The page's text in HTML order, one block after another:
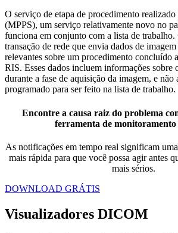
O serviço de etapa de procedimento
(MPPS), um serviço relativamente novo no
funciona em conjunto com a lista de trabalho.
transação de rede que envia dados de
relevantes sobre um procedimento concluído
RIS. Esses dados incluem informações sobre
durante a fase de aquisição da imagem, e não
programado para ser feito na lista de trabalho.
Encontre a causa raiz do problema
ferramenta de
As notificações em tempo real significam
mais rápida para que você possa agir antes
mais sérios.
DOWNLOAD GRÁTIS
Visualizadores DICOM